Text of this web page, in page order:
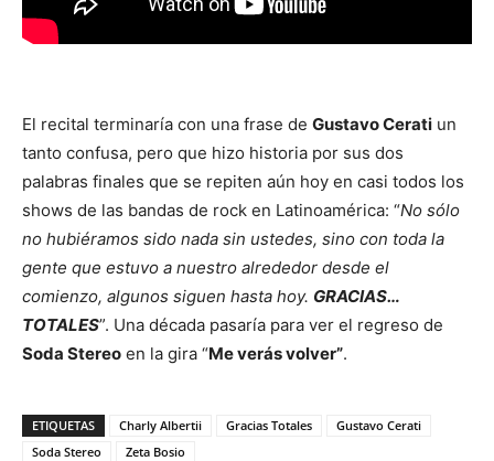
El recital terminaría con una frase de Gustavo Cerati un
tanto confusa, pero que hizo historia por sus dos
palabras finales que se repiten aún hoy en casi todos los
shows de las bandas de rock en Latinoamérica: “No sólo
no hubiéramos sido nada sin ustedes, sino con toda la
gente que estuvo a nuestro alrededor desde el
comienzo, algunos siguen hasta hoy. GRACIAS…
TOTALES”. Una década pasaría para ver el regreso de
Soda Stereo en la gira “Me verás volver”.
ETIQUETAS Charly Albertii Gracias Totales
Gustavo Cerati
Soda Stereo
Zeta Bosio